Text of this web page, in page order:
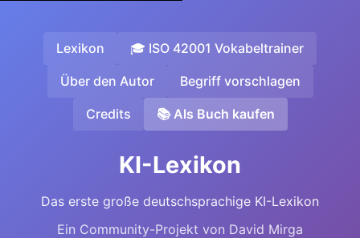
Lexikon 🎓 ISO 42001 Vokabeltrainer
Über den Autor Begriff vorschlagen
Credits 📚 Als Buch kaufen
KI-Lexikon
Das erste große deutschsprachige KI-Lexikon
Ein Community-Projekt von David Mirga